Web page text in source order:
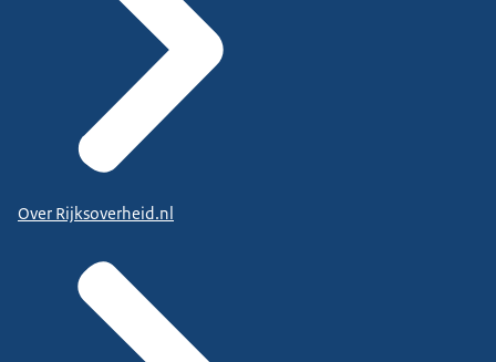
Over Rijksoverheid.nl